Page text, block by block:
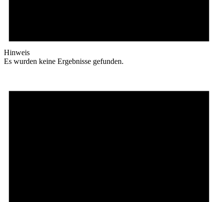
Hinweis
Es wurden keine Ergebnisse gefunden.